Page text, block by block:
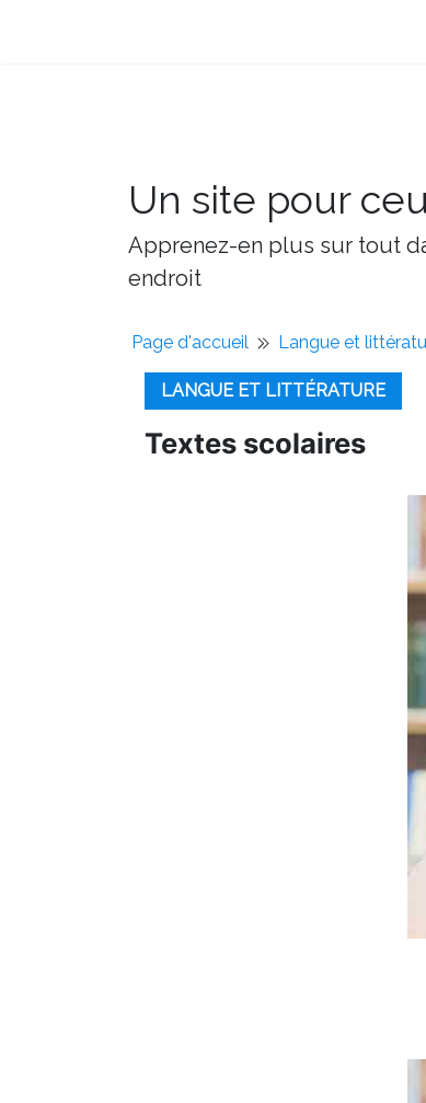
Un site pour
Apprenez-en plus sur tout
endroit
Page d'accueil Langue et
LANGUE ET LITTÉRATURE
Textes scolaires